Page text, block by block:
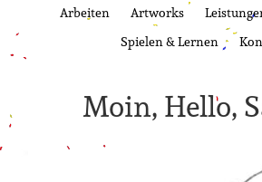
Arbeiten Artworks
Spielen & Lernen
Moin, Hello,